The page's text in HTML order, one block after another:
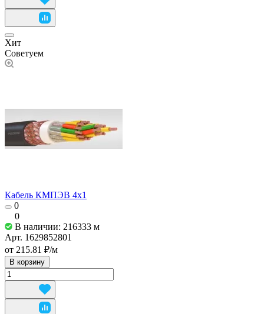
Хит
Советуем
Кабель КМПЭВ 4х1
0
0
В наличии: 216333 м
Арт. 1629852801
от 215.81 ₽/м
В корзину